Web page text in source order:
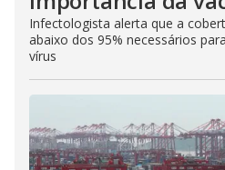
Infectologista alerta que a
abaixo dos 95% necessários
vírus